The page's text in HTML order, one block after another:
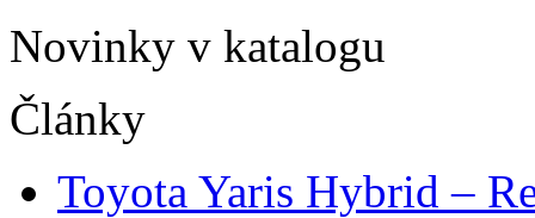
Novinky v katalogu
Články
Toyota Yaris Hybrid –